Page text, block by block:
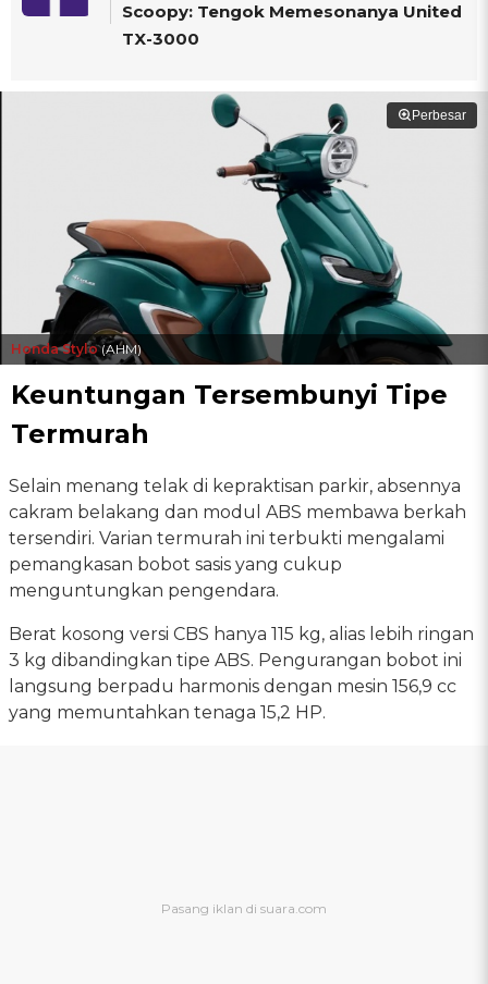
Scoopy: Tengok Memesonanya United
TX-3000
Perbesar
Honda Stylo(AHM)
Keuntungan Tersembunyi Tipe
Termurah
Selain menang telak di kepraktisan parkir, absennya
cakram belakang dan modul ABS membawa berkah
tersendiri. Varian termurah ini terbukti mengalami
pemangkasan bobot sasis yang cukup
menguntungkan pengendara.
Berat kosong versi CBS hanya 115 kg, alias lebih ringan
3 kg dibandingkan tipe ABS. Pengurangan bobot ini
langsung berpadu harmonis dengan mesin 156,9 cc
yang memuntahkan tenaga 15,2 HP.